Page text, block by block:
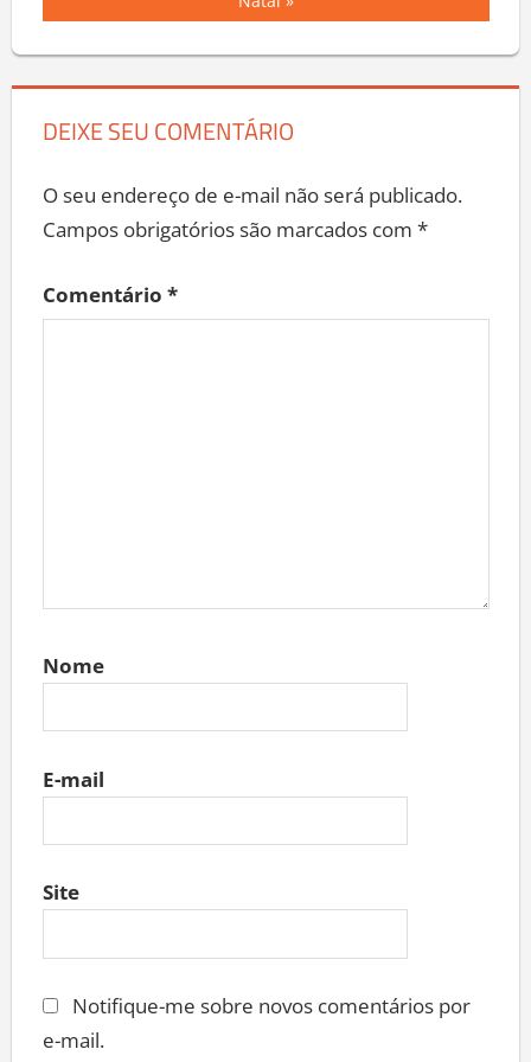
Natal
DEIXE SEU COMENTÁRIO
O seu endereço de e-mail não será publicado.
Campos obrigatórios são marcados com *
Comentário *
Nome
E-mail
Site
Notifique-me sobre novos comentários por
e-mail.